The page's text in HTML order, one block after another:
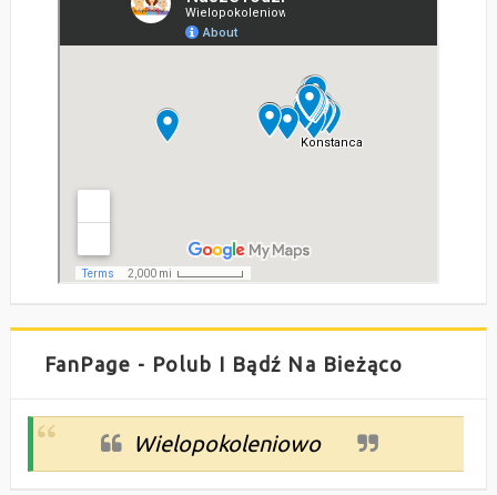
FanPage - Polub I Bądź Na Bieżąco
Wielopokoleniowo